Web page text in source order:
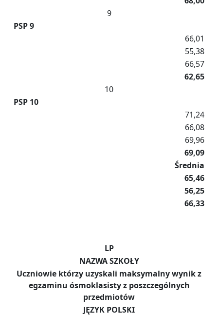
9
PSP 9
66,01
55,38
66,57
62,65
10
PSP 10
71,24
66,08
69,96
69,09
Średnia
65,46
56,25
66,33
LP
NAZWA SZKOŁY
Uczniowie którzy uzyskali maksymalny wynik z
egzaminu ósmoklasisty z poszczególnych
przedmiotów
JĘZYK POLSKI